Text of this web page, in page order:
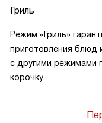
Гриль
Режим «Гриль»
приготовления блюд
с другими режимами
корочку.